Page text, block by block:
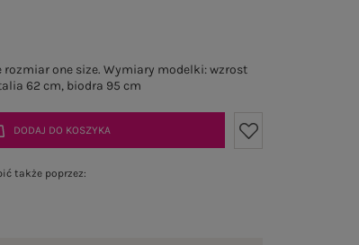
rozmiar one size. Wymiary modelki: wzrost
62 cm, biodra 95 cm
DODAJ DO KOSZYKA
także poprzez: